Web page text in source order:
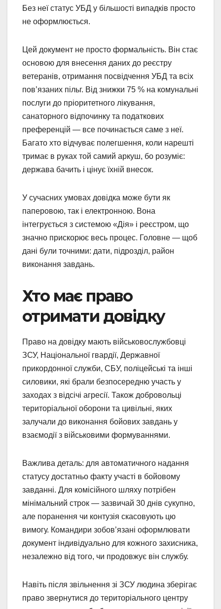
Без неї статус УБД у більшості випадків просто
не оформлюється.
Цей документ не просто формальність. Він стає
основою для внесення даних до реєстру
ветеранів, отримання посвідчення УБД та всіх
пов’язаних пільг. Від знижки 75 % на комунальні
послуги до пріоритетного лікування,
санаторного відпочинку та податкових
преференцій — все починається саме з неї.
Багато хто відчуває полегшення, коли нарешті
тримає в руках той самий аркуш, бо розуміє:
держава бачить і цінує їхній внесок.
У сучасних умовах довідка може бути як
паперовою, так і електронною. Вона
інтегрується з системою «Дія» і реєстром, що
значно прискорює весь процес. Головне — щоб
дані були точними: дати, підрозділ, район
виконання завдань.
Хто має право
отримати довідку
Право на довідку мають військовослужбовці
ЗСУ, Національної гвардії, Державної
прикордонної служби, СБУ, поліцейські та інші
силовики, які брали безпосередню участь у
заходах з відсічі агресії. Також добровольці
територіальної оборони та цивільні, яких
залучали до виконання бойових завдань у
взаємодії з військовими формуваннями.
Важлива деталь: для автоматичного надання
статусу достатньо факту участі в бойовому
завданні. Для комісійного шляху потрібен
мінімальний строк — зазвичай 30 днів сукупно,
але поранення чи контузія скасовують цю
вимогу. Командири зобов’язані оформлювати
документ індивідуально для кожного захисника,
незалежно від того, чи продовжує він службу.
Навіть після звільнення зі ЗСУ людина зберігає
право звернутися до територіального центру